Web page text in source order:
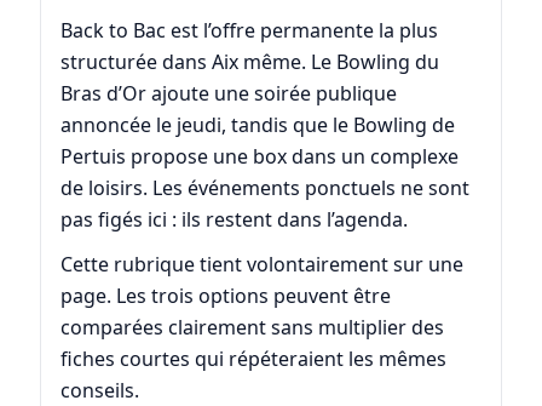
Back to Bac est l’offre permanente la plus
structurée dans Aix même. Le Bowling du
Bras d’Or ajoute une soirée publique
annoncée le jeudi, tandis que le Bowling de
Pertuis propose une box dans un complexe
de loisirs. Les événements ponctuels ne sont
pas figés ici : ils restent dans l’agenda.
Cette rubrique tient volontairement sur une
page. Les trois options peuvent être
comparées clairement sans multiplier des
fiches courtes qui répéteraient les mêmes
conseils.